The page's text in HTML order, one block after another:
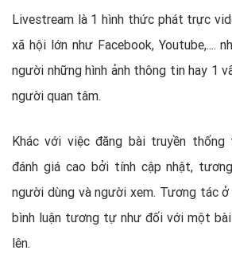
Livestream là 1 hình thức phát trực
xã hội lớn như Facebook, Youtube,....
người những hình ảnh thông tin hay 1
người quan tâm.
Khác với việc đăng bài truyền
đánh giá cao bởi tính cập nhật,
người dùng và người xem. Tương tác ở
bình luận tương tự như đối với một
lên.